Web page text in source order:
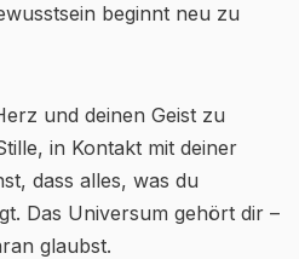
beginnt neu zu
und deinen Geist zu
in Kontakt mit deiner
dass alles, was du
Das Universum gehört dir –
glaubst.